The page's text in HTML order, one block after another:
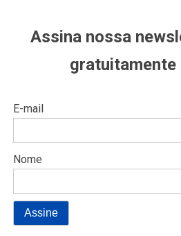
Assina nossa
gratuitamente
E-mail
Nome